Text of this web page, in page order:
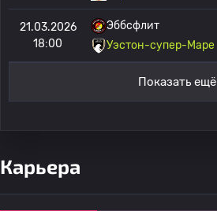
21.03.2026
18:00
Эббсфлит
Уэстон-супер-Маре
Показать ещё
Карьера